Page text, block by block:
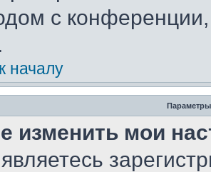
с
началу
Параметры
изменить мои